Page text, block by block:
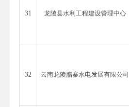
31 龙陵县水利工程建设管理中心
32 云南龙陵腊寨水电发展有限公司